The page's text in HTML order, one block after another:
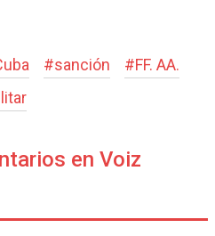
#sanción #FF. AA.
en Voiz